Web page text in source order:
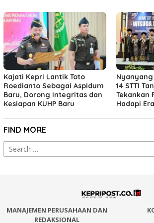
Kajati Kepri Lantik Toto
Roedianto Sebagai Aspidum
Baru, Dorong Integritas dan
Kesiapan KUHP Baru
14 STTI
Tekankan
Hadapi
FIND MORE
Search
for:
MANAJEMEN PERUSAHAAN DAN
REDAKSIONAL